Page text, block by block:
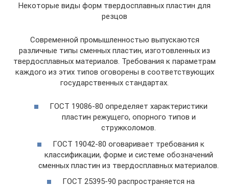
Некоторые виды форм твердосплавных пластин для
резцов
Современной промышленностью выпускаются
различные типы сменных пластин, изготовленных из
твердосплавных материалов. Требования к параметрам
каждого из этих типов оговорены в соответствующих
государственных стандартах.
ГОСТ 19086-80 определяет характеристики
пластин режущего, опорного типов и
стружколомов.
ГОСТ 19042-80 оговаривает требования к
классификации, форме и системе обозначений
сменных пластин из твердосплавных материалов.
ГОСТ 25395-90 распространяется на